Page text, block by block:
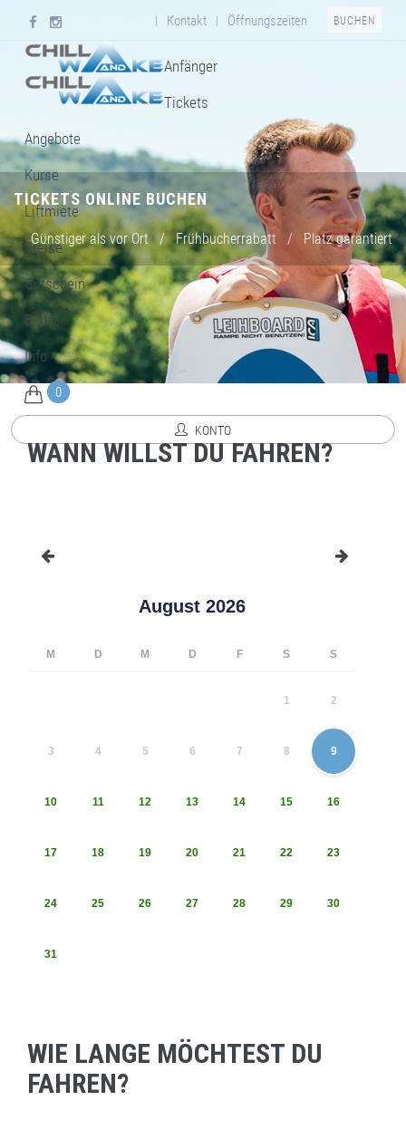
| Kontakt | Öffnungszeiten BUCHEN
Anfänger
Tickets
Angebote
Kurse
Liftmiete
Preise
Gutschein
Bistro
Info
0
KONTO
TICKETS ONLINE BUCHEN
Günstiger als vor Ort / Frühbucherrabatt / Platz garantiert
WANN WILLST DU FAHREN?
August 2026
M D M D F S S
1 2
3 4 5 6 7 8 9
10 11 12 13 14 15 16
17 18 19 20 21 22 23
24 25 26 27 28 29 30
31
WIE LANGE MÖCHTEST DU
FAHREN?